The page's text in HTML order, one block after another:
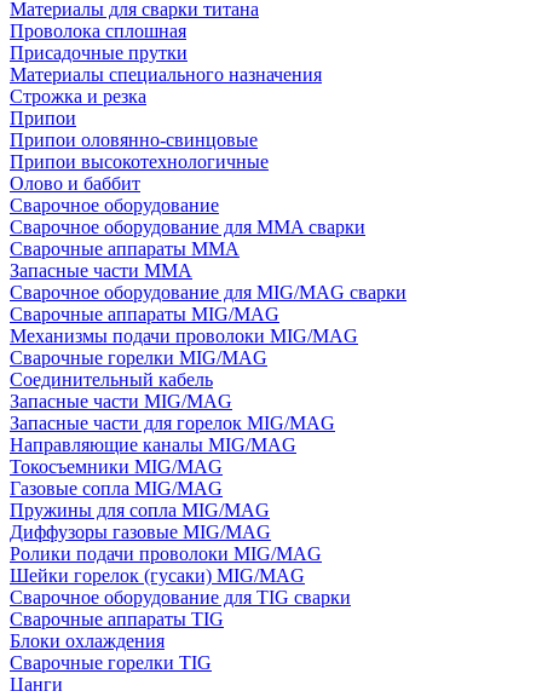
Материалы для сварки титана
Проволока сплошная
Присадочные прутки
Материалы специального назначения
Строжка и резка
Припои
Припои оловянно-свинцовые
Припои высокотехнологичные
Олово и баббит
Сварочное оборудование
Сварочное оборудование для MMA сварки
Сварочные аппараты MMA
Запасные части MMA
Сварочное оборудование для MIG/MAG сварки
Сварочные аппараты MIG/MAG
Механизмы подачи проволоки MIG/MAG
Сварочные горелки MIG/MAG
Соединительный кабель
Запасные части MIG/MAG
Запасные части для горелок MIG/MAG
Направляющие каналы MIG/MAG
Токосъемники MIG/MAG
Газовые сопла MIG/MAG
Пружины для сопла MIG/MAG
Диффузоры газовые MIG/MAG
Ролики подачи проволоки MIG/MAG
Шейки горелок (гусаки) MIG/MAG
Сварочное оборудование для TIG сварки
Сварочные аппараты TIG
Блоки охлаждения
Сварочные горелки TIG
Цанги